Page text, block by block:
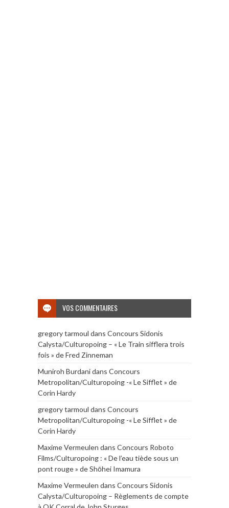
VOS COMMENTAIRES
gregory tarmoul dans Concours Sidonis
Calysta/Culturopoing – « Le Train sifflera trois
fois » de Fred Zinneman
Muniroh Burdanidans Concours
Metropolitan/Culturopoing -« Le Sifflet » de
Corin Hardy
gregory tarmoul dans Concours
Metropolitan/Culturopoing -« Le Sifflet » de
Corin Hardy
Maxime Vermeulen dans Concours Roboto
Films/Culturopoing : « De l’eau tiède sous un
pont rouge » de Shōhei Imamura
Maxime Vermeulen dans Concours Sidonis
Calysta/Culturopoing – Règlements de compte